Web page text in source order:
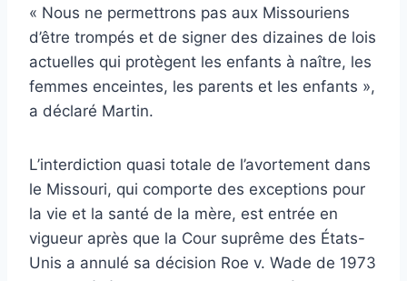
« Nous ne permettrons pas aux Missouriens
d’être trompés et de signer des dizaines de lois
actuelles qui protègent les enfants à naître, les
femmes enceintes, les parents et les enfants »,
a déclaré Martin.
L’interdiction quasi totale de l’avortement dans
le Missouri, qui comporte des exceptions pour
la vie et la santé de la mère, est entrée en
vigueur après que la Cour suprême des États-
Unis a annulé sa décision Roe v. Wade de 1973